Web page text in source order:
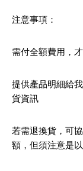
注意事項：
需付全額費用，
提供產品明細給
貨資訊
若需退換貨，可
額，但須注意是